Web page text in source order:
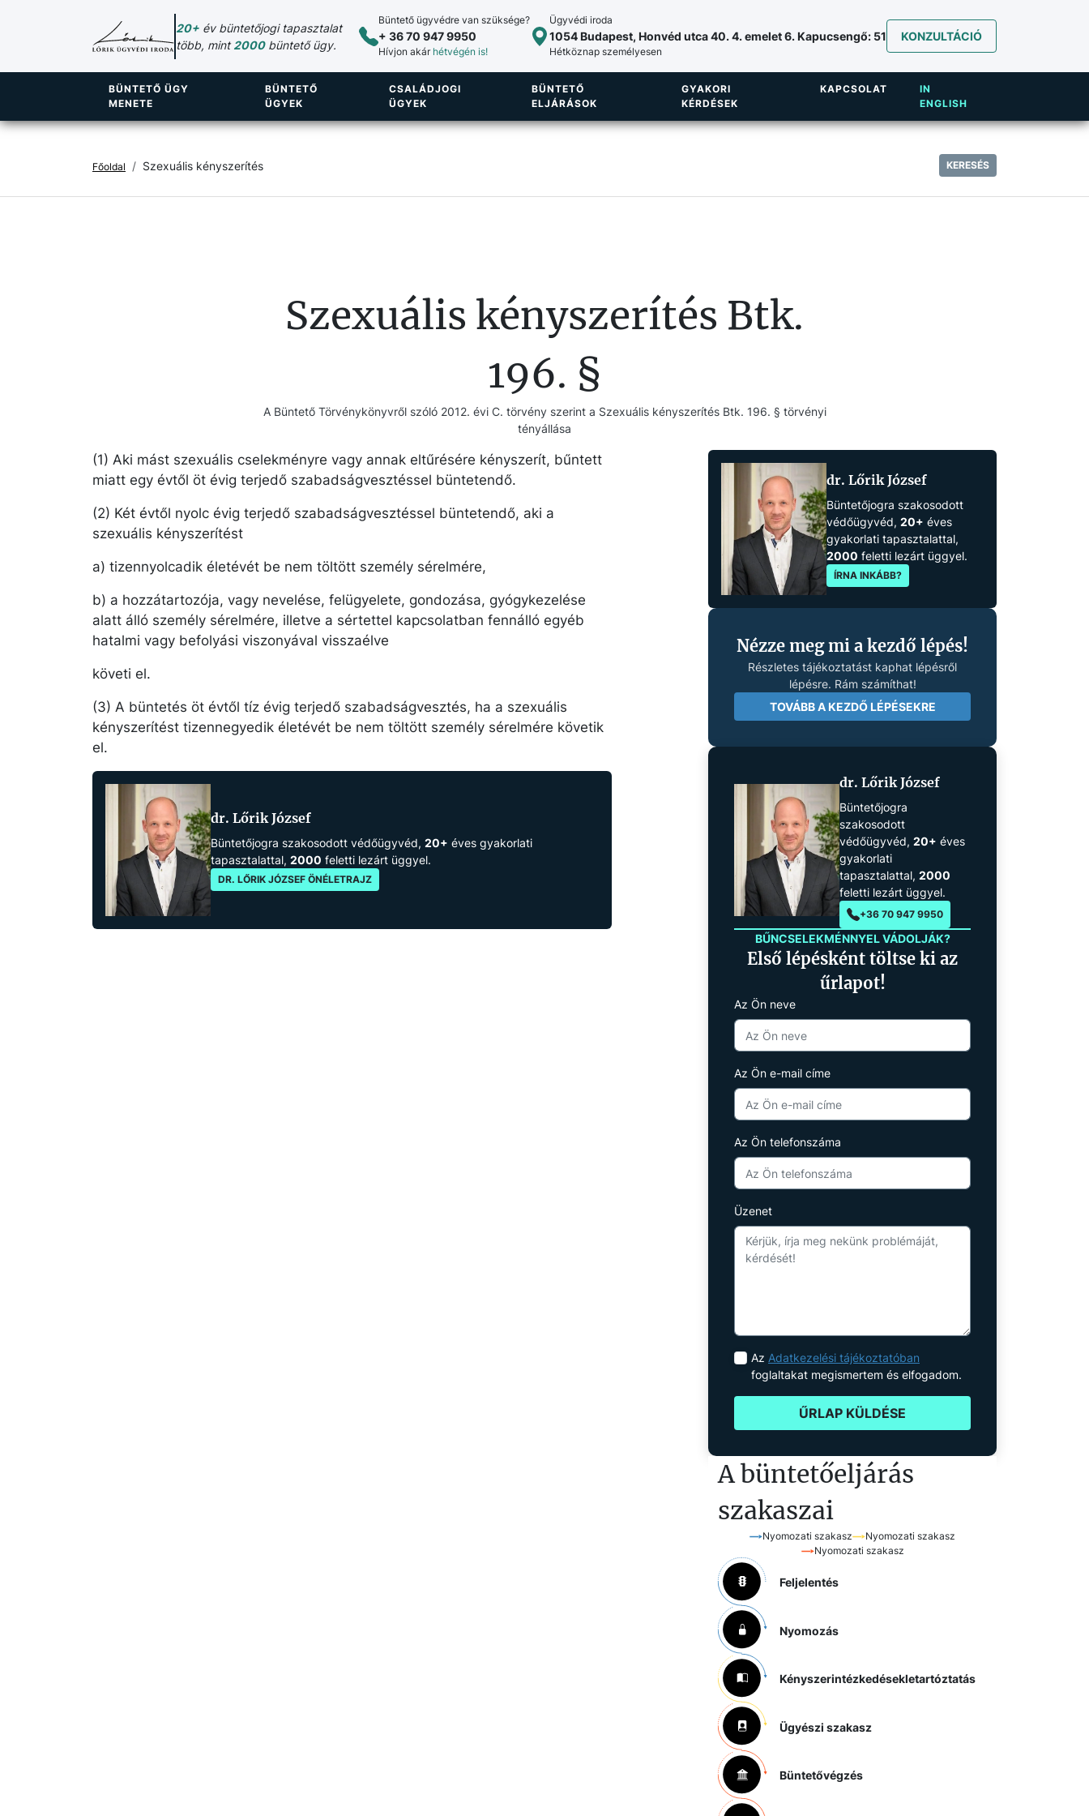
20+ év büntetőjogi tapasztalat
több, mint2000büntető ügy.
Büntető ügyvédre van szüksége?
+ 36 70 947 9950
Hívjon akár hétvégén is!
Ügyvédi iroda
1054 Budapest, Honvéd utca 40. 4. emelet 6. Kapucsengő: 51
Hétköznap személyesen
KONZULTÁCIÓ
IN
ENGLISH
BÜNTETŐ ÜGY
MENETE
BÜNTETŐ
ÜGYEK
CSALÁDJOGI
ÜGYEK
BÜNTETŐ
ELJÁRÁSOK
GYAKORI
KÉRDÉSEK
KAPCSOLAT
Főoldal Szexuális kényszerítés KERESÉS
Szexuális kényszerítés Btk.
196. §
A Büntető Törvénykönyvről szóló 2012. évi C. törvény szerint a Szexuális kényszerítés Btk. 196. § törvényi
tényállása
(1) Aki mást szexuális cselekményre vagy annak eltűrésére kényszerít, bűntett
miatt egy évtől öt évig terjedő szabadságvesztéssel büntetendő.
(2) Két évtől nyolc évig terjedő szabadságvesztéssel büntetendő, aki a
szexuális kényszerítést
a) tizennyolcadik életévét be nem töltött személy sérelmére,
b) a hozzátartozója, vagy nevelése, felügyelete, gondozása, gyógykezelése
alatt álló személy sérelmére, illetve a sértettel kapcsolatban fennálló egyéb
hatalmi vagy befolyási viszonyával visszaélve
követi el.
(3) A büntetés öt évtől tíz évig terjedő szabadságvesztés, ha a szexuális
kényszerítést tizennegyedik életévét be nem töltött személy sérelmére követik
el.
dr. Lőrik József
Büntetőjogra szakosodott védőügyvéd, 20+ éves gyakorlati
tapasztalattal, 2000 feletti lezárt üggyel.
DR. LŐRIK JÓZSEF ÖNÉLETRAJZ
dr. Lőrik József
Büntetőjogra szakosodott
védőügyvéd, 20+ éves
gyakorlati tapasztalattal,
2000 feletti lezárt üggyel.
ÍRNA INKÁBB?
Nézze meg mi a kezdő lépés!
Részletes tájékoztatást kaphat lépésről
lépésre. Rám számíthat!
TOVÁBB A KEZDŐ LÉPÉSEKRE
dr. Lőrik József
Büntetőjogra
szakosodott
védőügyvéd, 20+ éves
gyakorlati
tapasztalattal, 2000
feletti lezárt üggyel.
+36 70 947 9950
BŰNCSELEKMÉNNYEL VÁDOLJÁK?
Első lépésként töltse ki az
űrlapot!
Az Ön neve
Az Ön e-mail címe
Az Ön telefonszáma
Üzenet
Az Adatkezelési tájékoztatóban
foglaltakat megismertem és elfogadom.
ŰRLAP KÜLDÉSE
A büntetőeljárás
szakaszai
Nyomozati szakasz
Nyomozati szakasz
Nyomozati szakasz
Feljelentés
Nyomozás
Kényszerintézkedésekletartóztatás
Ügyészi szakasz
Büntetővégzés